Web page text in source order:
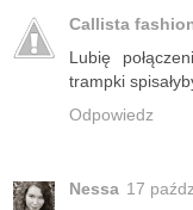
Callista
Lubię
trampki
Odpowiedz
Nessa 17